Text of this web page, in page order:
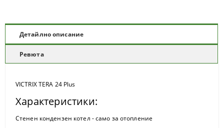
Детайлно описание
Ревюта
VICTRIX TERA 24 Plus
Характеристики:
Стенен кондензен котел - само за отопление